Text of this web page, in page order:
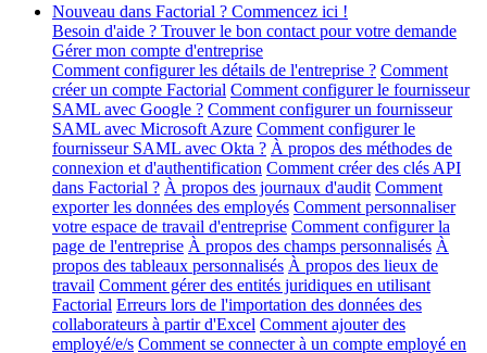
Nouveau dans Factorial ? Commencez ici !
Besoin d'aide ? Trouver le bon contact pour votre demande
Gérer mon compte d'entreprise
Comment configurer les détails de l'entreprise ? Comment
créer un compte Factorial Comment configurer le fournisseur
SAML avec Google ? Comment configurer un fournisseur
SAML avec Microsoft Azure Comment configurer le
fournisseur SAML avec Okta ? À propos des méthodes de
connexion et d'authentification Comment créer des clés API
dans Factorial ? À propos des journaux d'audit Comment
exporter les données des employés Comment personnaliser
votre espace de travail d'entreprise Comment configurer la
page de l'entreprise À propos des champs personnalisés À
propos des tableaux personnalisés À propos des lieux de
travail Comment gérer des entités juridiques en utilisant
Factorial Erreurs lors de l'importation des données des
collaborateurs à partir d'Excel Comment ajouter des
employé/e/s Comment se connecter à un compte employé en